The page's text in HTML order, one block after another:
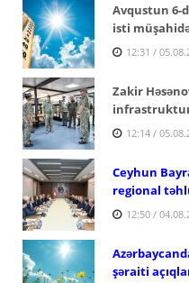
Avqustun 6-
isti
12:31 /
Zakir
12:14 /
Ceyhun
regional
12:50 /
şəraiti